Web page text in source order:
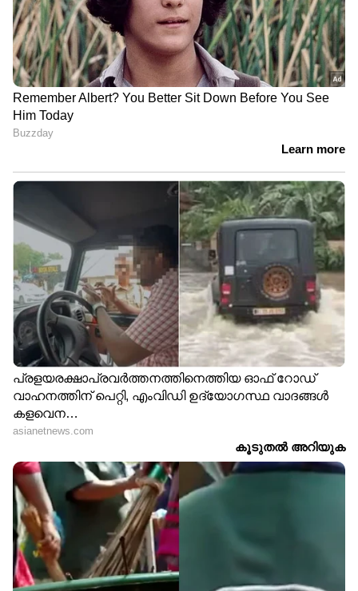
പാവപ്പെട്ടവര്‍ക്കും ചെറുകിട
സംരംഭകര്‍ക്കും സഹായം നല്‍കണം
പ്രതിസന്ധി ഘട്ടങ്ങളില്‍ ജനങ്ങള്‍ സ്വയം
നിയന്ത്രണം പാലിക്കണമെന്ന സര്‍ക്കാരിന്റെ
നിലപാടിനെ പിന്തുണയ്ക്കുമ്പോഴും, ഇതിന്റെ
മുഴുവന്‍ ഭാരവും സാധാരണക്കാരുടെ മേല്‍
അടിച്ചേല്‍പ്പിക്കരുതെന്ന് ഗീതാ ഗോപിനാഥ്
ഓര്‍മ്മിപ്പിച്ചു. പ്രതിസന്ധി നേരിടുന്ന പാവപ്പെട്ട
കുടുംബങ്ങള്‍ക്കും ഇടത്തരം
കുടുംബങ്ങള്‍ക്കും നേരിട്ട് പണം ബാങ്ക്
അക്കൗണ്ടുകളില്‍ എത്തിക്കുന്ന പദ്ധതികള്‍
സര്‍ക്കാര്‍ നടപ്പിലാക്കണം. ഉയര്‍ന്ന
ഇന്ധനച്ചെലവ് കാരണം പ്രതിസന്ധിയിലായ
ചെറുകിട സംരംഭങ്ങള്‍ക്ക് സാമ്പത്തിക
സഹായവും സര്‍ക്കാര്‍ ഗ്യാരന്റിയുള്ള
വായ്പകളും നല്‍കണമെന്നും അവര്‍
നിര്‍ദ്ദേശിച്ചു.